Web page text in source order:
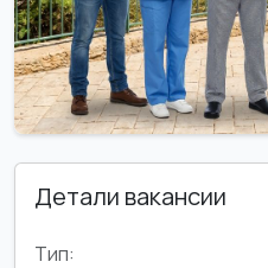
Детали вакансии
Тип: